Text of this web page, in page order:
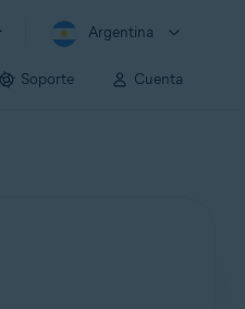
Argentina
Soporte Cuenta